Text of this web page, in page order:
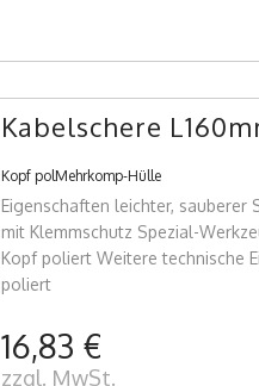
Kabelschere
Kopf polMehrkomp-Hülle
Eigenschaften leichter,
mit Klemmschutz Spezial-
Kopf poliert Weitere technische
poliert
16,83 €
zzgl. MwSt.